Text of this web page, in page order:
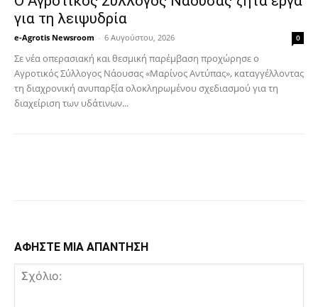
για τη λειψυδρία
e-Agrotis Newsroom - 6 Αυγούστου, 2026 0
Σε νέα οπερασιακή και θεσμική παρέμβαση προχώρησε ο
Αγροτικός Σύλλογος Νάουσας «Μαρίνος Αντύπας», καταγγέλλοντας
τη διαχρονική ανυπαρξία ολοκληρωμένου σχεδιασμού για τη
διαχείριση των υδάτινων...
ΑΦΗΣΤΕ ΜΙΑ ΑΠΑΝΤΗΣΗ